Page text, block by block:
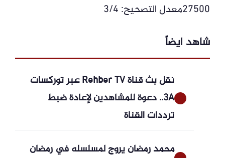
27500معدل التصحيح: 3/4
شاهد ايضاً
نقل بث قناة Rehber TV عبر توركسات
3A.. دعوة للمشاهدين لإعادة ضبط
ترددات القناة
محمد رمضان يروج لمسلسله في رمضان